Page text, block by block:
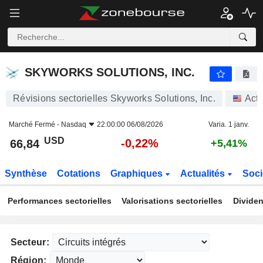
SKYWORKS SOLUTIONS, INC.
SKYWORKS SOLUTIONS, INC.
Révisions sectorielles Skyworks Solutions, Inc.
Marché Fermé - Nasdaq 22:00:00 06/08/2026 Varia. 1 janv.
66,84 USD -0,22% +5,41%
Synthèse Cotations Graphiques Actualités
Performances sectorielles Valorisations sectorielles
Secteur:
Région: